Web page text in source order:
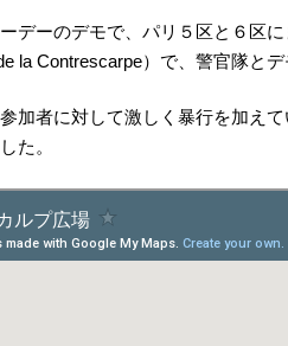
デーのデモで、パリ５区と６区
la Contrescarpe）で、警官隊とデ
加者に対して激しく暴行を加え
た。